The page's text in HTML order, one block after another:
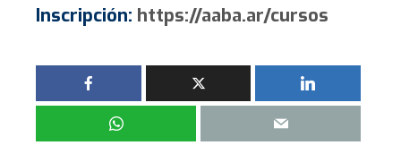
Inscripción: https://aaba.ar/cursos